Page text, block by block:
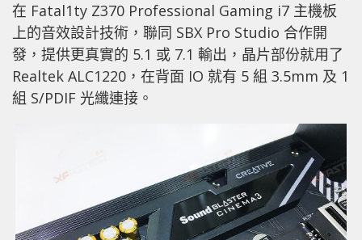
在 Fatal1ty Z370 Professional Gaming i7 主機板
上的音效設計技術，聯同 SBX Pro Studio 合作開
發，提供更真實的 5.1 或 7.1 輸出，晶片部份就用了
Realtek ALC1220，在背面 IO 就有 5 組 3.5mm 及 1
組 S/PDIF 光纖連接。